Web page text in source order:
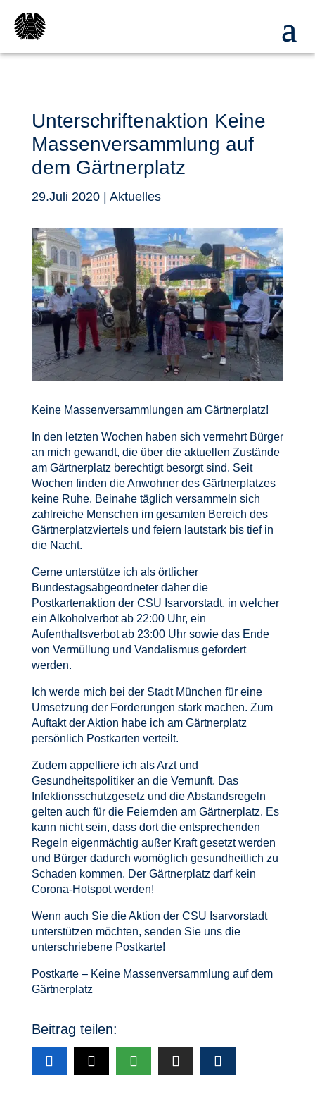
Unterschriftenaktion Keine
Massenversammlung auf
dem Gärtnerplatz
29.Juli 2020| Aktuelles
Keine Massenversammlungen am Gärtnerplatz!
In den letzten Wochen haben sich vermehrt Bürger
an mich gewandt, die über die aktuellen Zustände
am Gärtnerplatz berechtigt besorgt sind. Seit
Wochen finden die Anwohner des Gärtnerplatzes
keine Ruhe. Beinahe täglich versammeln sich
zahlreiche Menschen im gesamten Bereich des
Gärtnerplatzviertels und feiern lautstark bis tief in
die Nacht.
Gerne unterstütze ich als örtlicher
Bundestagsabgeordneter daher die
Postkartenaktion der CSU Isarvorstadt, in welcher
ein Alkoholverbot ab 22:00 Uhr, ein
Aufenthaltsverbot ab 23:00 Uhr sowie das Ende
von Vermüllung und Vandalismus gefordert
werden.
Ich werde mich bei der Stadt München für eine
Umsetzung der Forderungen stark machen. Zum
Auftakt der Aktion habe ich am Gärtnerplatz
persönlich Postkarten verteilt.
Zudem appelliere ich als Arzt und
Gesundheitspolitiker an die Vernunft. Das
Infektionsschutzgesetz und die Abstandsregeln
gelten auch für die Feiernden am Gärtnerplatz. Es
kann nicht sein, dass dort die entsprechenden
Regeln eigenmächtig außer Kraft gesetzt werden
und Bürger dadurch womöglich gesundheitlich zu
Schaden kommen. Der Gärtnerplatz darf kein
Corona-Hotspot werden!
Wenn auch Sie die Aktion der CSU Isarvorstadt
unterstützen möchten, senden Sie uns die
unterschriebene Postkarte!
Postkarte – Keine Massenversammlung auf dem
Gärtnerplatz
Beitrag teilen: